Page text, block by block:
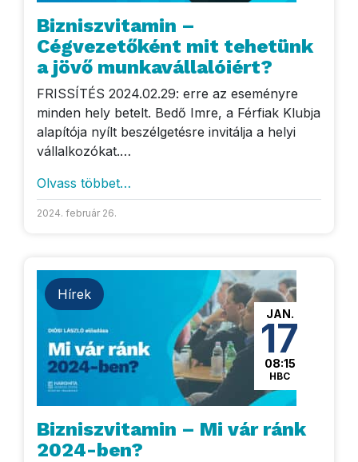
Bizniszvitamin –
Cégvezetőként mit tehetünk
a jövő munkavállalóiért?
FRISSÍTÉS 2024.02.29: erre az eseményre
minden hely betelt. Bedő Imre, a Férfiak Klubja
alapítója nyílt beszélgetésre invitálja a helyi
vállalkozókat.…
Olvass többet…
2024. február 26.
Hírek
JAN.
17
08:15
HBC
Bizniszvitamin – Mi vár ránk
2024-ben?